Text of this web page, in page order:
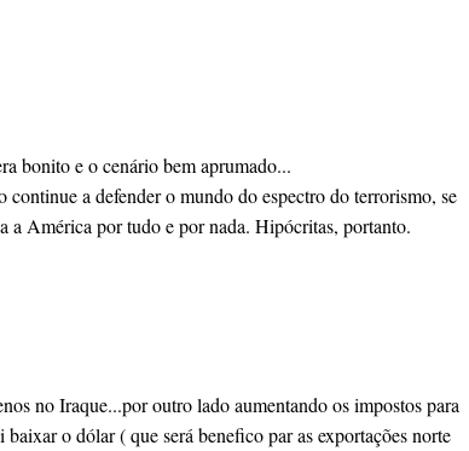
bonito e o cenário bem aprumado...
a defender o mundo do espectro do terrorismo, se
a América por tudo e por nada. Hipócritas, portanto.
no Iraque...por outro lado aumentando os impostos para
o dólar ( que será benefico par as exportações norte